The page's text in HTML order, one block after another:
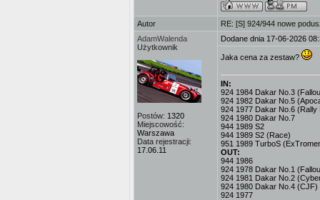
Autor
RE: [S] 924/944 nowe
AdamWalenda
Użytkownik
Postów: 1320
Miejscowość:
Warszawa
Data rejestracji:
17.06.11
Dodane dnia 17-06-2026
Jaka cena za zestaw?
IN:
924 1984 Dakar No.3
924 1982 Dakar No.5
924 1977 Dakar No.6
924 1980 Dakar No.7
944 1989 S2
944 1989 S2 (Race)
951 1989 TurboS
OUT:
944 1986
924 1978 Dakar No.1
924 1981 Dakar No.2
924 1980 Dakar No.4 (CJF)
924 1977